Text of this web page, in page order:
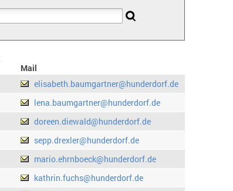
Mail
elisabeth.baumgartner@hunderdorf.de
lena.baumgartner@hunderdorf.de
doreen.diewald@hunderdorf.de
sepp.drexler@hunderdorf.de
mario.ehrnboeck@hunderdorf.de
kathrin.fuchs@hunderdorf.de